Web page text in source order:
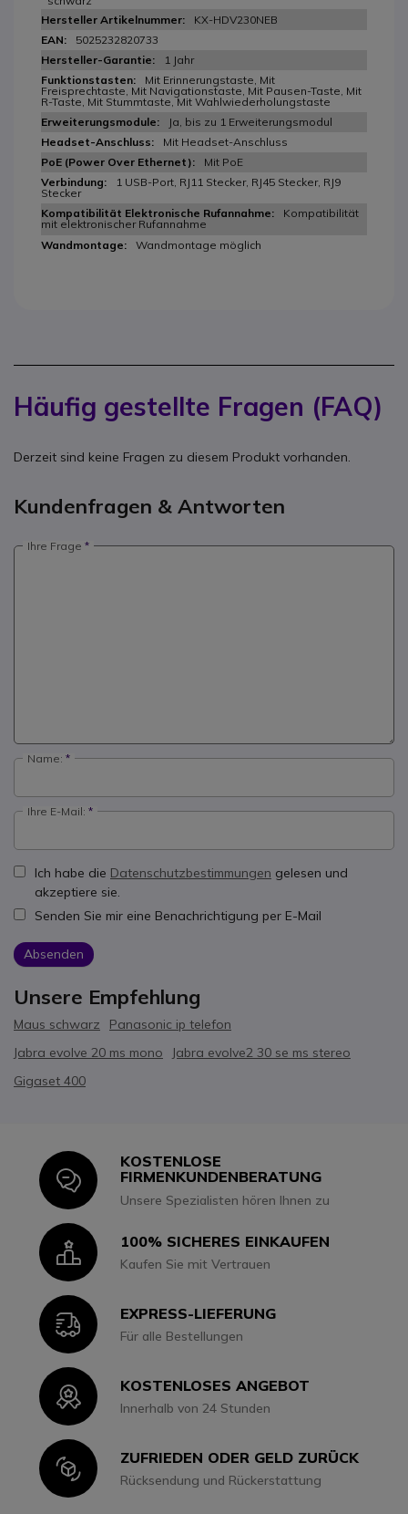
KX-HDV230NEB
5025232820733
1 Jahr
Mit Erinnerungstaste, Mit
Freisprechtaste, Mit Navigationstaste, Mit Pausen-Taste, Mit
R-Taste, Mit Stummtaste, Mit Wahlwiederholungstaste
Ja, bis zu 1 Erweiterungsmodul
Mit Headset-Anschluss
Mit PoE
1 USB-Port, RJ11 Stecker, RJ45 Stecker, RJ9
Stecker
Kompatibilität
mit elektronischer Rufannahme
Wandmontage möglich
Häufig gestellte Fragen (FAQ)
Derzeit sind keine Fragen zu diesem Produkt vorhanden.
Kundenfragen & Antworten
Ihre Frage
Name:
Ihre E-Mail:
Ich habe die Datenschutzbestimmungen gelesen und
akzeptiere sie.
Senden Sie mir eine Benachrichtigung per E-Mail
Absenden
Unsere Empfehlung
Maus schwarz
Panasonic ip telefon
Jabra evolve 20 ms mono
Jabra evolve2 30 se ms stereo
Gigaset 400
Icon
KOSTENLOSE
FIRMENKUNDENBERATUNG
Unsere Spezialisten hören Ihnen zu
Icon100% SICHERES EINKAUFEN
Kaufen Sie mit Vertrauen
IconEXPRESS-LIEFERUNG
Für alle Bestellungen
IconKOSTENLOSES ANGEBOT
Innerhalb von 24 Stunden
IconZUFRIEDEN ODER GELD ZURÜCK
Rücksendung und Rückerstattung